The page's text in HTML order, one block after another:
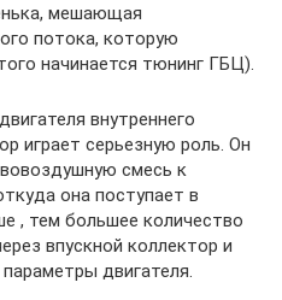
мешающая
потока, которую
начинается тюнинг ГБЦ).
внутреннего
играет серьезную роль. Он
смесь к
она поступает в
, тем большее количество
впускной коллектор и
двигателя.